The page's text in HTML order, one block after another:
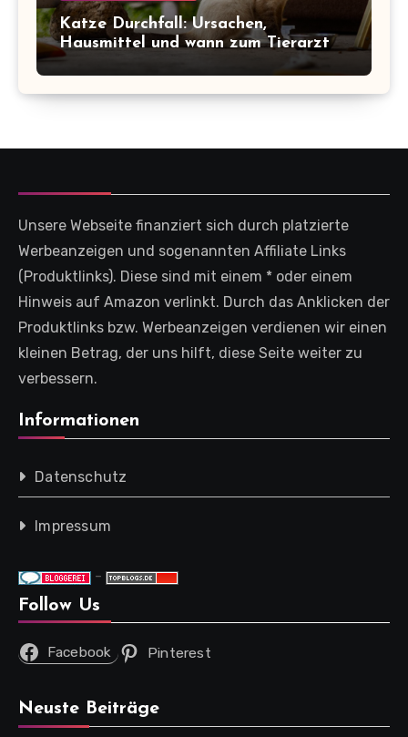
Katze Durchfall: Ursachen,
Hausmittel und wann zum Tierarzt
Unsere Webseite finanziert sich durch platzierte
Werbeanzeigen und sogenannten Affiliate Links
(Produktlinks). Diese sind mit einem * oder einem
Hinweis auf Amazon verlinkt. Durch das Anklicken der
Produktlinks bzw. Werbeanzeigen verdienen wir einen
kleinen Betrag, der uns hilft, diese Seite weiter zu
verbessern.
Informationen
Datenschutz
Impressum
-
Follow Us
Facebook Pinterest
Neuste Beiträge